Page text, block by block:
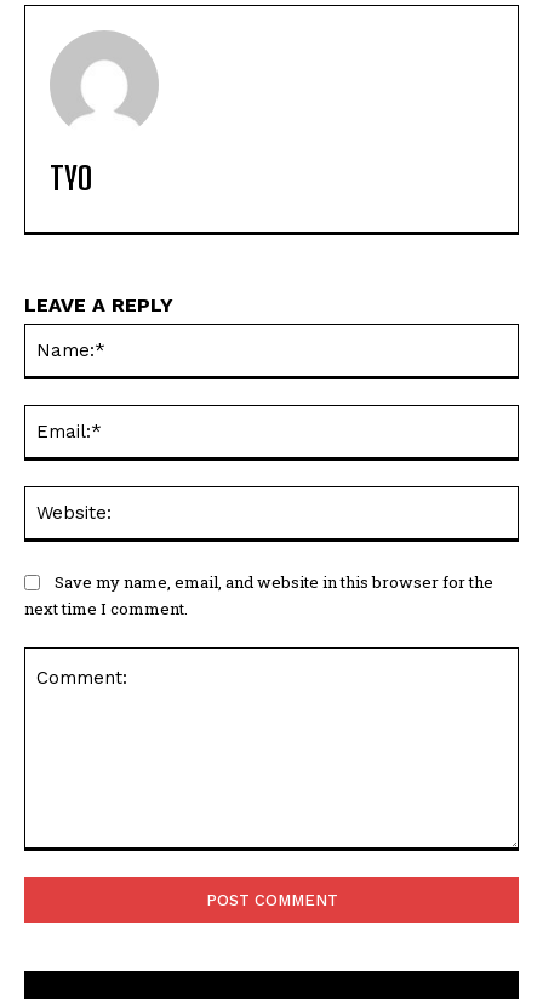
TYO
LEAVE A REPLY
Save my name, email, and website in this browser for the
next time I comment.